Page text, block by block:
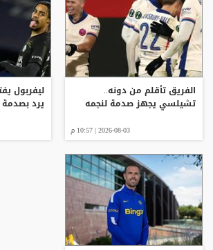
الفريق تأقلم من دونه..
تشيلسي يجهز صدمة لنجمه
2026-08-03 | 10:57 م
ليفربول
يرد